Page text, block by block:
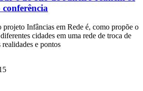
projeto Infâncias em Rede é, como propõe o
cidades em uma rede de troca de
e pontos